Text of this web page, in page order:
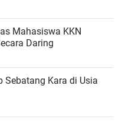
Mahasiswa KKN
Daring
Sebatang Kara di Usia